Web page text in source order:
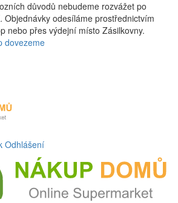
Nákup potraviny online, Čerstvé potraviny
Česká lípa a okolí doprava zdarma.
Nakupdomu.cz
důvodů nebudeme rozvážet po
Objednávky odesíláme prostřednictvím
nebo přes výdejní místo Zásilkovny.
dovezeme
Odhlášení